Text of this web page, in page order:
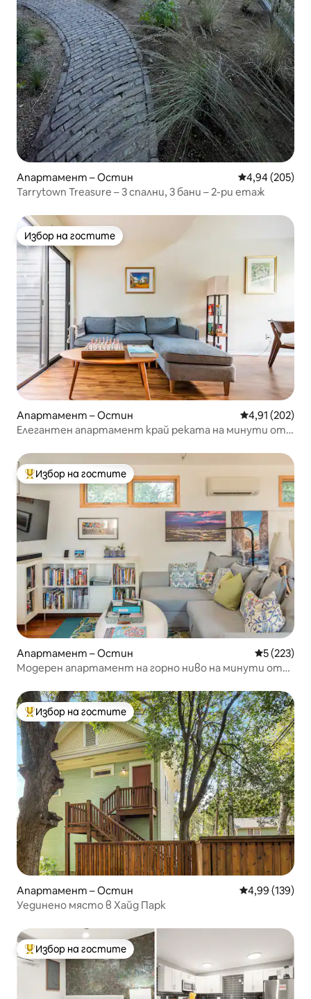
Апартамент – Остин Средна
4,94 (205)
Tarrytown Treasure – 3 спални, 3 бани – 2-ри етаж
Избор на гостите
Избор на гостите
Апартамент – Остин Средна
4,91 (202)
Елегантен апартамент край реката на минути от
Най-популярен избор на гостите
Избор на гостите
Апартамент – Остин Средна
5 (223)
Модерен апартамент на горно ниво на минути от
Най-популярен избор на гостите
Избор на гостите
Апартамент – Остин Средна
4,99 (139)
Уединено място в Хайд Парк
Най-популярен избор на гостите
Избор на гостите